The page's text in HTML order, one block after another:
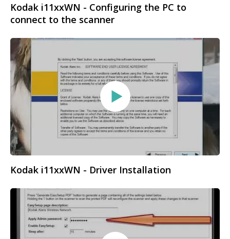
Kodak i11xxWN - Configuring the PC to
connect to the scanner
Kodak i11xxWN - Driver Installation